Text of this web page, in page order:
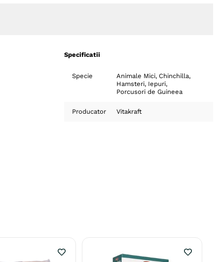
Specificatii
Specie Animale Mici Chinchilla
Hamsteri Iepuri
Porcusori de Guineea
Producator Vitakraft